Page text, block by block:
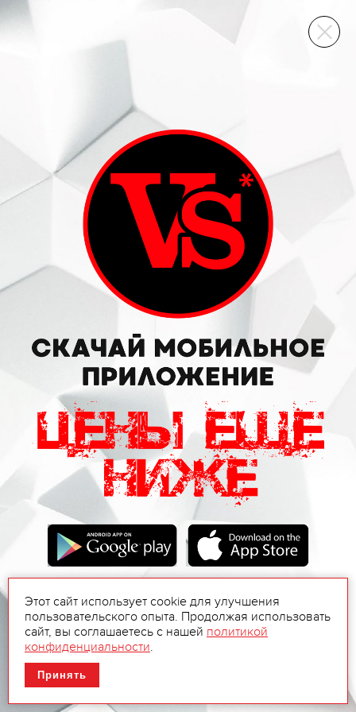
ВИННЫЙ СКЛАД
Этот сайт использует cookie для улучшения
пользовательского опыта. Продолжая использовать
сайт, вы соглашаетесь с нашей политикой
конфиденциальности.
Принять